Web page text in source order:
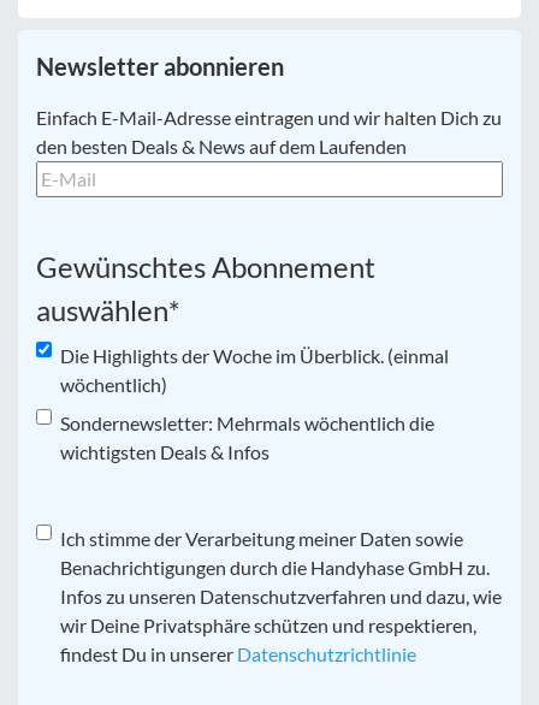
Newsletter abonnieren
E-
Mail *
Einfach E-Mail-Adresse eintragen und wir halten Dich zu
den besten Deals & News auf dem Laufenden
Gewünschtes Abonnement
auswählen*
Die Highlights der Woche im Überblick. (einmal
wöchentlich)
Sondernewsletter: Mehrmals wöchentlich die
wichtigsten Deals & Infos
Datenschutz*
Ich stimme der Verarbeitung meiner Daten sowie
Benachrichtigungen durch die Handyhase GmbH zu.
Infos zu unseren Datenschutzverfahren und dazu, wie
wir Deine Privatsphäre schützen und respektieren,
findest Du in unserer Datenschutzrichtlinie